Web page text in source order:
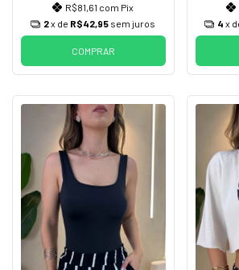
R$81,61 com Pix
2x de R$42,95 sem juros
COMPRAR
4 x